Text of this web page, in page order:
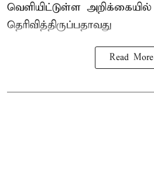
வெளியிட்டுள்ள அறிக்கையில்
தெரிவித்திருப்பதாவது
Read More